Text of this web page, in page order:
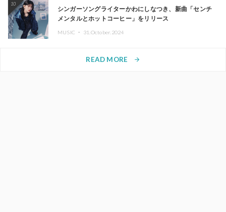
10
シンガーソングライターかわにしなつき、新曲「センチ
メンタルとホットコーヒー」をリリース
MUSIC ・ 31.October.2024
READ MORE arrow_forward